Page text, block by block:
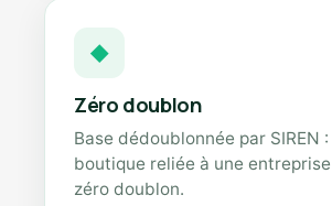
◆
Zéro doublon
Base dédoublonnée par SIREN
boutique reliée à une
zéro doublon.